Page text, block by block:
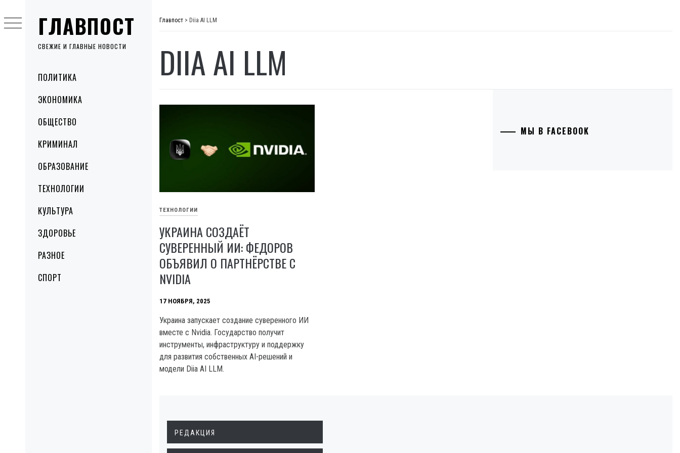
ГЛАВПОСТ
СВЕЖИЕ И ГЛАВНЫЕ НОВОСТИ
MenuПОЛИТИКА
ЭКОНОМИКА
ОБЩЕСТВО
КРИМИНАЛ
ОБРАЗОВАНИЕ
ТЕХНОЛОГИИ
КУЛЬТУРА
ЗДОРОВЬЕ
РАЗНОЕ
СПОРТ
to
content
Главпост > Diia AI LLM
DIIA AI LLM
ТЕХНОЛОГИИ
УКРАИНА СОЗДАЁТ
СУВЕРЕННЫЙ ИИ: ФЕДОРОВ
ОБЪЯВИЛ О ПАРТНЁРСТВЕ С
NVIDIA
17 НОЯБРЯ, 2025
Украина запускает создание суверенного ИИ
вместе с Nvidia. Государство получит
инструменты, инфраструктуру и поддержку
для развития собственных AI-решений и
модели Diia AI LLM.
МЫ В FACEBOOK
РЕДАКЦИЯ